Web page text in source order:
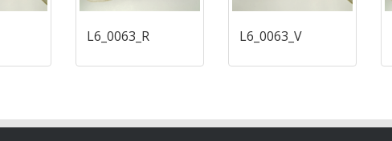
L6_0063_R L6_0063_V